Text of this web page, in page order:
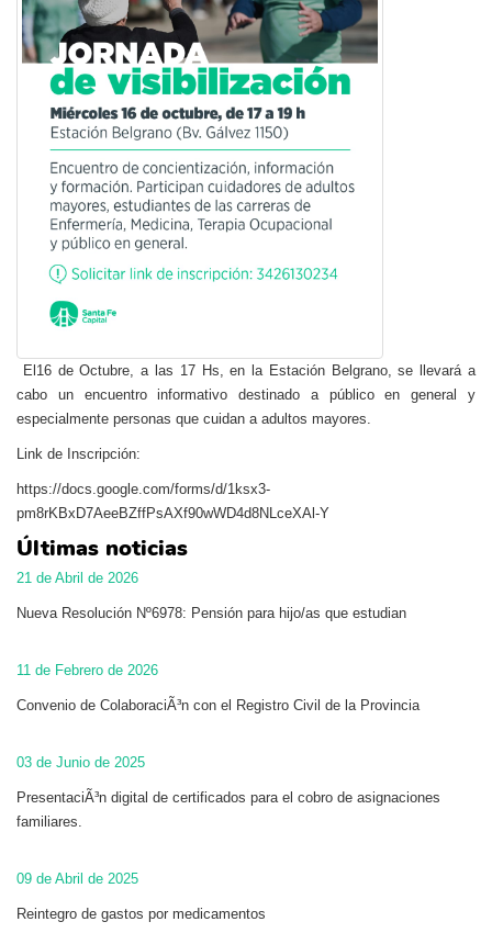
El16 de Octubre, a las 17 Hs, en la Estación Belgrano, se llevará a
cabo un encuentro informativo destinado a público en general y
especialmente personas que cuidan a adultos mayores.
Link de Inscripción:
https://docs.google.com/forms/d/1ksx3-
pm8rKBxD7AeeBZffPsAXf90wWD4d8NLceXAl-Y
Últimas noticias
21 de Abril de 2026
Nueva Resolución Nº6978: Pensión para hijo/as que estudian
11 de Febrero de 2026
Convenio de ColaboraciÃ³n con el Registro Civil de la Provincia
03 de Junio de 2025
PresentaciÃ³n digital de certificados para el cobro de asignaciones
familiares.
09 de Abril de 2025
Reintegro de gastos por medicamentos